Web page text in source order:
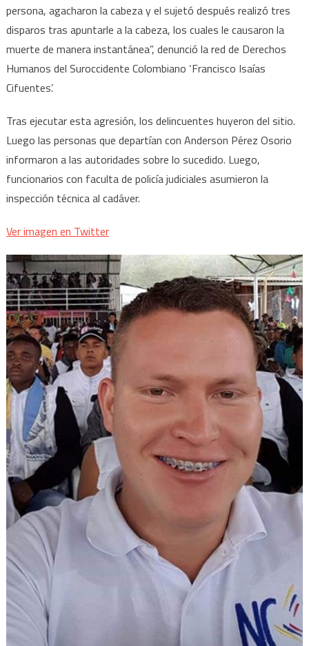
persona, agacharon la cabeza y el sujetó después realizó tres
disparos tras apuntarle a la cabeza, los cuales le causaron la
muerte de manera instantánea”, denunció la red de Derechos
Humanos del Suroccidente Colombiano ‘Francisco Isaías
Cifuentes’.
Tras ejecutar esta agresión, los delincuentes huyeron del sitio.
Luego las personas que departían con Anderson Pérez Osorio
informaron a las autoridades sobre lo sucedido. Luego,
funcionarios con faculta de policía judiciales asumieron la
inspección técnica al cadáver.
Ver imagen en Twitter